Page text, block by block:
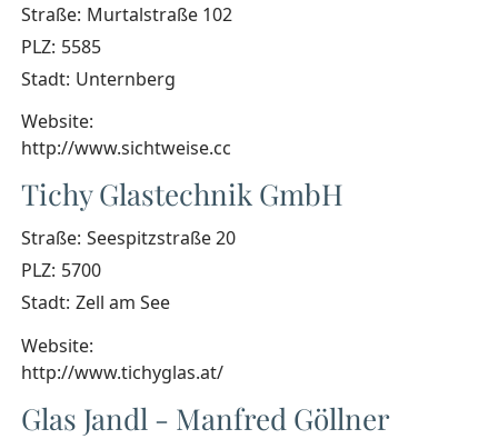
Straße: Murtalstraße 102
PLZ: 5585
Stadt: Unternberg
Website:
http://www.sichtweise.cc
Tichy Glastechnik GmbH
Straße: Seespitzstraße 20
PLZ: 5700
Stadt: Zell am See
Website:
http://www.tichyglas.at/
Glas Jandl - Manfred Göllner